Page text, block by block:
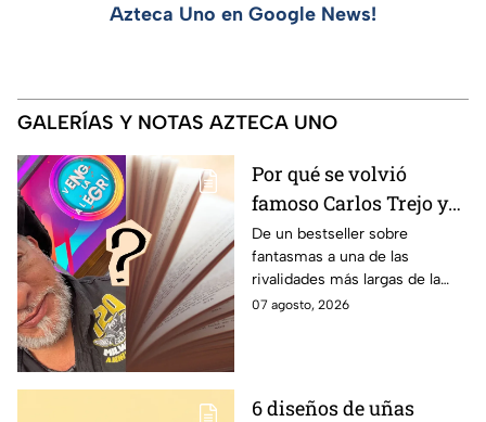
Azteca Uno en Google News!
GALERÍAS Y NOTAS AZTECA UNO
Por qué se volvió
famoso Carlos Trejo y
cómo nació el
problema de antaño
que tiene con Alfredo
Adame
De un bestseller sobre
fantasmas a una de las
rivalidades más largas de la
televisión mexicana
07 agosto, 2026
6 diseños de uñas